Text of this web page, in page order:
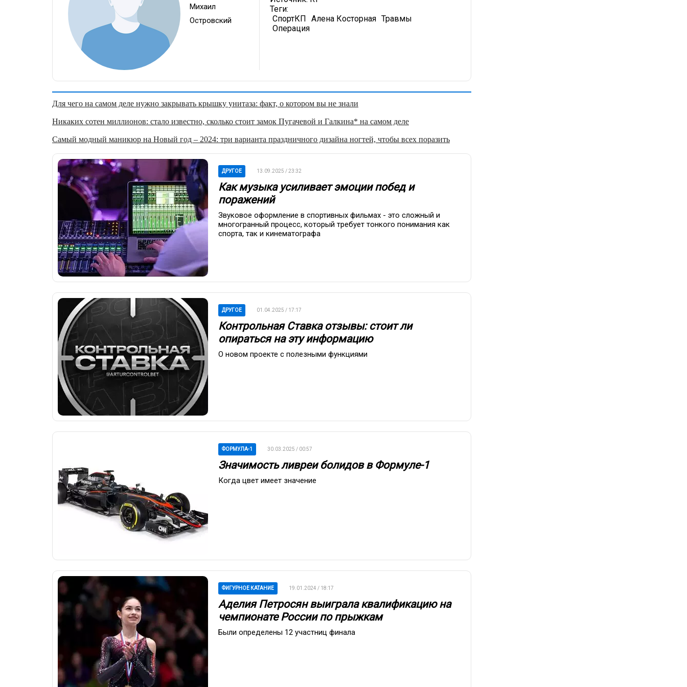
Михаил
Островский
Теги:
СпортКП
Алена Косторная Травмы
Операция
Для чего на самом деле нужно закрывать крышку унитаза: факт, о котором вы не знали
Никаких сотен миллионов: стало известно, сколько стоит замок Пугачевой и Галкина* на самом деле
Самый модный маникюр на Новый год – 2024: три варианта праздничного дизайна ногтей, чтобы всех поразить
ДРУГОЕ 13.09.2025 / 23:32
Как музыка усиливает эмоции побед и
поражений
Звуковое оформление в спортивных фильмах - это сложный и
многогранный процесс, который требует тонкого понимания как
спорта, так и кинематографа
ДРУГОЕ 01.04.2025 / 17:17
Контрольная Ставка отзывы: стоит ли
опираться на эту информацию
О новом проекте с полезными функциями
ФОРМУЛА-1 30.03.2025 / 00:57
Значимость ливреи болидов в Формуле-1
Когда цвет имеет значение
ФИГУРНОЕ КАТАНИЕ 19.01.2024 / 18:17
Аделия Петросян выиграла квалификацию на
чемпионате России по прыжкам
Были определены 12 участниц финала